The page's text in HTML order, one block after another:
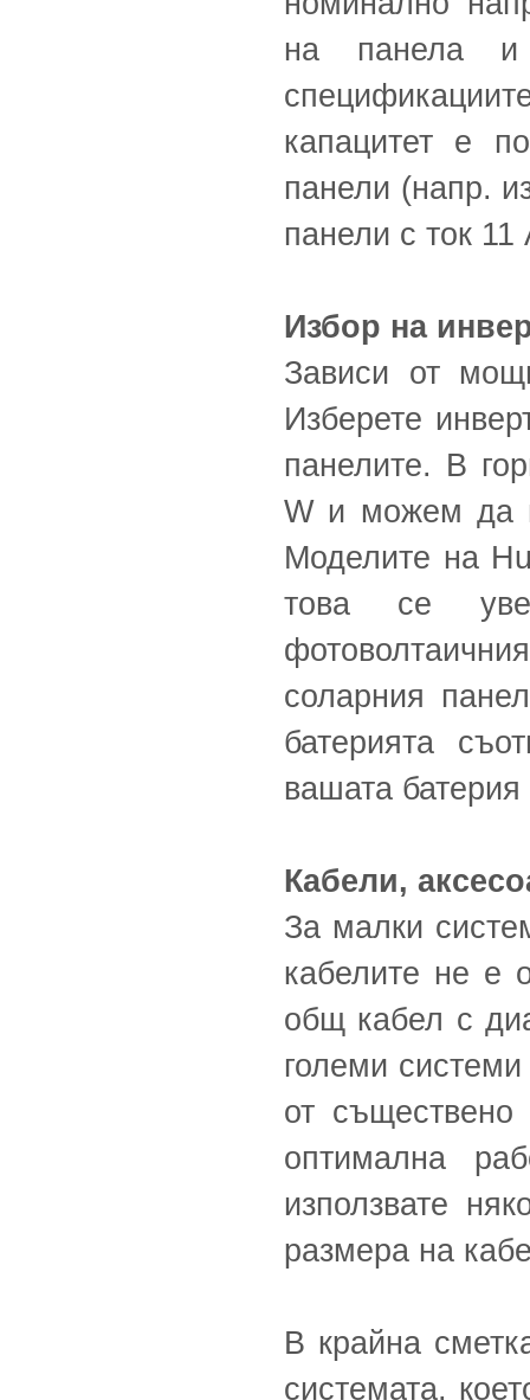
на панела и
капацитет е
панели (напр.
панели с ток 11
Избор на
Зависи от
Изберете
панелите. В
W и можем да
Моделите на
това се
соларния
батерията
вашата
Кабели,
За малки
кабелите не е
общ кабел с
големи
от съществено
оптимална
използвате
размера на
В крайна
системата,